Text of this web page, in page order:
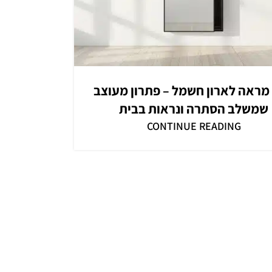
לארון חשמל – פתרון מעוצב
שמשלב הסתרה ונראות בבית
CONTINUE READING